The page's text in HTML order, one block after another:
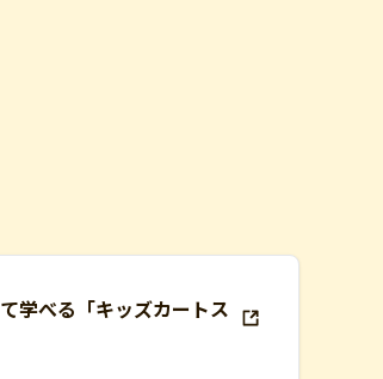
学べる「キッズカートス